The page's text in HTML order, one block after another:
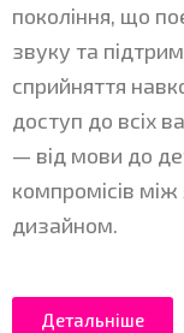
покоління, що
звуку та
сприйняття
доступ до всіх
— від мови до
компромісів
дизайном.
Детальніше